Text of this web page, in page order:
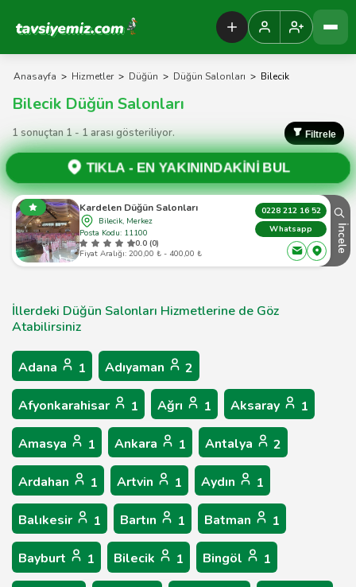
Tavsiyemiz Anasayfa
Anasayfa > Hizmetler > Düğün > Düğün Salonları > Bilecik
Bilecik Düğün Salonları
1 sonuçtan 1 - 1 arası gösteriliyor. Filtrele
TIKLA - EN YAKININDAKİNİ BUL
Kardelen Düğün Salonları
Bilecik, Merkez
Posta Kodu: 11100
0.0 (0)
Fiyat Aralığı: 200,00 ₺ - 400,00 ₺
0228 212 16 52
Whatsapp
İncele
İllerdeki Düğün Salonları Hizmetlerine de Göz
Atabilirsiniz
Adana 1 Adıyaman 2
Afyonkarahisar 1 Ağrı 1 Aksaray 1
Amasya 1 Ankara 1 Antalya 2
Ardahan 1 Artvin 1 Aydın 1
Balıkesir 1 Bartın 1 Batman 1
Bayburt 1 Bilecik 1 Bingöl 1